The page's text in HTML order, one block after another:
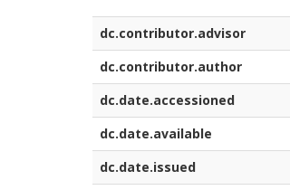
dc.contributor.advisor
dc.contributor.author
dc.date.accessioned
dc.date.available
dc.date.issued